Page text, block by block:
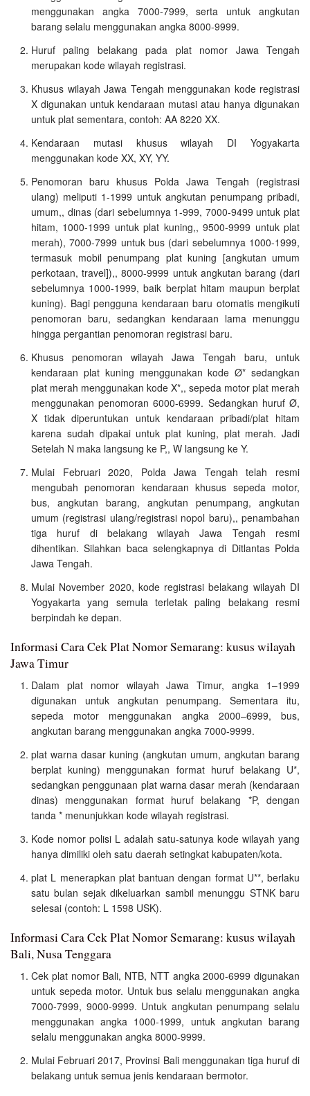
menggunakan angka 7000-7999, serta untuk angkutan
barang selalu menggunakan angka 8000-9999.
Huruf paling belakang pada plat nomor Jawa Tengah
merupakan kode wilayah registrasi.
Khusus wilayah Jawa Tengah menggunakan kode registrasi
X digunakan untuk kendaraan mutasi atau hanya digunakan
untuk plat sementara, contoh: AA 8220 XX.
Kendaraan mutasi khusus wilayah DI Yogyakarta
menggunakan kode XX, XY, YY.
Penomoran baru khusus Polda Jawa Tengah (registrasi
ulang) meliputi 1-1999 untuk angkutan penumpang pribadi,
umum,, dinas (dari sebelumnya 1-999, 7000-9499 untuk plat
hitam, 1000-1999 untuk plat kuning,, 9500-9999 untuk plat
merah), 7000-7999 untuk bus (dari sebelumnya 1000-1999,
termasuk mobil penumpang plat kuning [angkutan umum
perkotaan, travel]),, 8000-9999 untuk angkutan barang (dari
sebelumnya 1000-1999, baik berplat hitam maupun berplat
kuning). Bagi pengguna kendaraan baru otomatis mengikuti
penomoran baru, sedangkan kendaraan lama menunggu
hingga pergantian penomoran registrasi baru.
Khusus penomoran wilayah Jawa Tengah baru, untuk
kendaraan plat kuning menggunakan kode Ø* sedangkan
plat merah menggunakan kode X*,, sepeda motor plat merah
menggunakan penomoran 6000-6999. Sedangkan huruf Ø,
X tidak diperuntukan untuk kendaraan pribadi/plat hitam
karena sudah dipakai untuk plat kuning, plat merah. Jadi
Setelah N maka langsung ke P,, W langsung ke Y.
Mulai Februari 2020, Polda Jawa Tengah telah resmi
mengubah penomoran kendaraan khusus sepeda motor,
bus, angkutan barang, angkutan penumpang, angkutan
umum (registrasi ulang/registrasi nopol baru),, penambahan
tiga huruf di belakang wilayah Jawa Tengah resmi
dihentikan. Silahkan baca selengkapnya di Ditlantas Polda
Jawa Tengah.
Mulai November 2020, kode registrasi belakang wilayah DI
Yogyakarta yang semula terletak paling belakang resmi
berpindah ke depan.
Informasi Cara Cek Plat Nomor Semarang: kusus wilayah
Jawa Timur
Dalam plat nomor wilayah Jawa Timur, angka 1–1999
digunakan untuk angkutan penumpang. Sementara itu,
sepeda motor menggunakan angka 2000–6999, bus,
angkutan barang menggunakan angka 7000-9999.
plat warna dasar kuning (angkutan umum, angkutan barang
berplat kuning) menggunakan format huruf belakang U*,
sedangkan penggunaan plat warna dasar merah (kendaraan
dinas) menggunakan format huruf belakang *P, dengan
tanda * menunjukkan kode wilayah registrasi.
Kode nomor polisi L adalah satu-satunya kode wilayah yang
hanya dimiliki oleh satu daerah setingkat kabupaten/kota.
plat L menerapkan plat bantuan dengan format U**, berlaku
satu bulan sejak dikeluarkan sambil menunggu STNK baru
selesai (contoh: L 1598 USK).
Informasi Cara Cek Plat Nomor Semarang: kusus wilayah
Bali, Nusa Tenggara
Cek plat nomor Bali, NTB, NTT angka 2000-6999 digunakan
untuk sepeda motor. Untuk bus selalu menggunakan angka
7000-7999, 9000-9999. Untuk angkutan penumpang selalu
menggunakan angka 1000-1999, untuk angkutan barang
selalu menggunakan angka 8000-9999.
Mulai Februari 2017, Provinsi Bali menggunakan tiga huruf di
belakang untuk semua jenis kendaraan bermotor.